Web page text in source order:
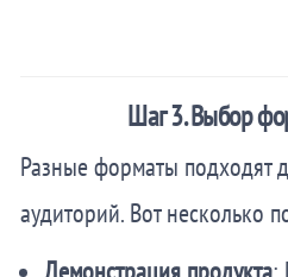
Шаг 3. Выбор
Разные форматы подходят
аудиторий. Вот несколько